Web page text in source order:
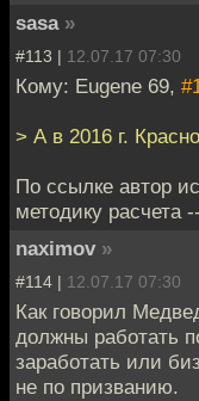
sasa »
#113 | 12.07.17 07:30
Кому: Eugene 69,
> А в 2016 г.
По ссылке автор
методику расчета
naximov »
#114 | 12.07.17 07:30
Как говорил
должны работать
заработать или
не по призванию.